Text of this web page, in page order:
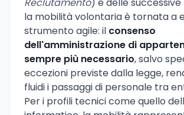
la mobilità volontaria è tornata a
strumento agile: il consenso
dell'amministrazione di
sempre più necessario, salvo
eccezioni previste dalla legge,
fluidi i passaggi di personale tra
Per i profili tecnici come quello